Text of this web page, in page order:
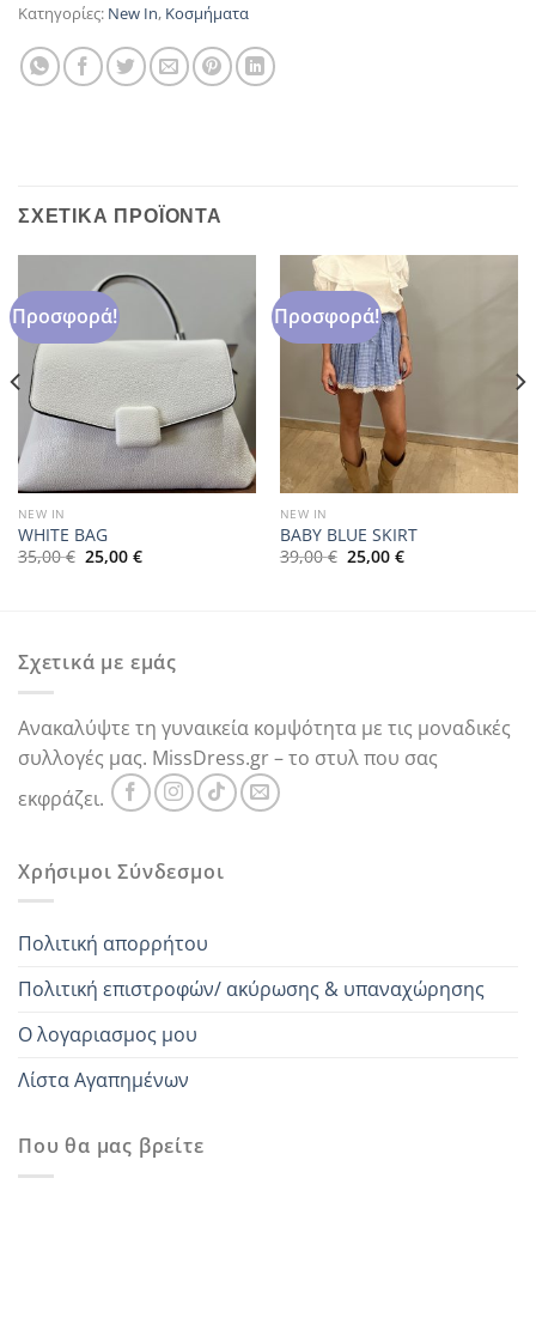
Κατηγορίες: New In, Κοσμήματα
ΣΧΕΤΙΚΆ ΠΡΟΪΌΝΤΑ
Προσφορά!
NEW IN
WHITE BAG
35,00€ Original
price
25,00 €Η
Προσφορά!
NEW IN
BABY BLUE SKIRT
39,00€ Original
price
25,00 €Η
Σχετικά με εμάς
Ανακαλύψτε τη γυναικεία κομψότητα με τις μοναδικές
συλλογές μας. MissDress.gr – το στυλ που σας
εκφράζει.
Χρήσιμοι Σύνδεσμοι
Πολιτική απορρήτου
Πολιτική επιστροφών/ ακύρωσης & υπαναχώρησης
Ο λογαριασμος μου
Λίστα Αγαπημένων
Που θα μας βρείτε